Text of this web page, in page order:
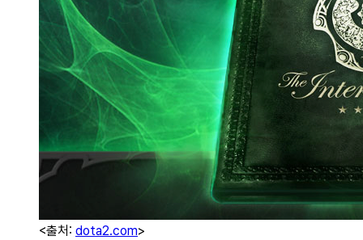
<출처: dota2.com>